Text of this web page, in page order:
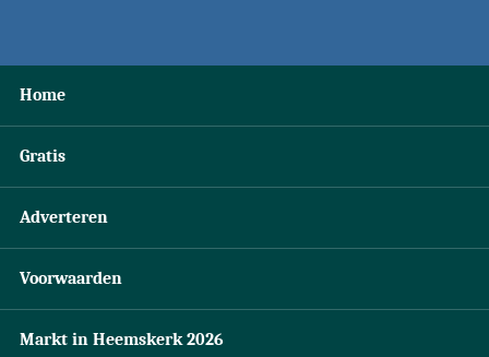
Home
Gratis
Adverteren
Voorwaarden
Markt in Heemskerk 2026